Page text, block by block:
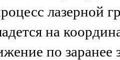
лазерной
на
по